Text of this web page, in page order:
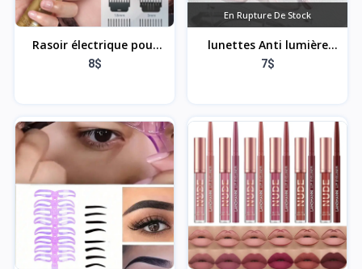
Rasoir électrique pour
homme
8$
En Rupture De Stock
lunettes Anti lumière
bleue
7$